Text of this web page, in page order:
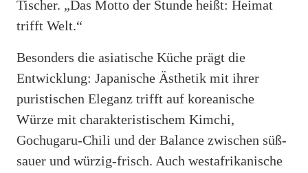
Tischer. „Das Motto der Stunde heißt: Heimat
trifft Welt.“
Besonders die asiatische Küche prägt die
Entwicklung: Japanische Ästhetik mit ihrer
puristischen Eleganz trifft auf koreanische
Würze mit charakteristischem Kimchi,
Gochugaru-Chili und der Balance zwischen süß-
sauer und würzig-frisch. Auch westafrikanische